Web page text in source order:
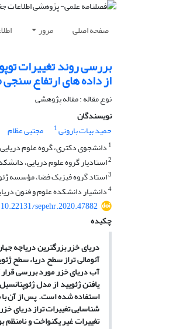
صفحه اصلی مرور
بررسی روند تغییرات
از داده های ارتفاع سنجی
نوع مقاله : مقاله پژوهشی
نویسندگان
حمید بیات بارونی1 مجتبی عظام
1 دانشجوی دکتری، گروه علوم
2استادیار گروه علوم دریایی،
3استاد گروه فیزیک فضا، مؤسسه
4دانشیار دانشکده علوم و فنون
10.22131/sepehr.2020.47882
چکیده
دریای خزر بزرگترین دریاچه جهان است و ساحل دریای خزر
آنومالی تراز سطح دریا، سطح
آب دریای خزر مورد بررسی
یافتن ژئویید از مدل
استفاده شده است. پس از آن با
شناسایی تغییرات تراز دریای
تغییرات غیر یکنواخت و نامنظم